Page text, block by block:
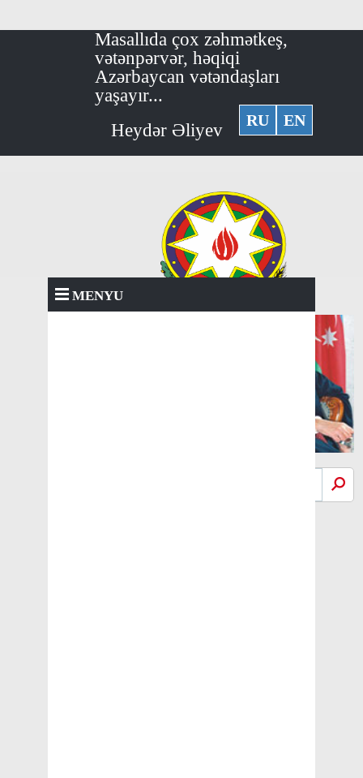
Masallıda çox zəhmətkeş,
vətənpərvər, həqiqi
Azərbaycan vətəndaşları
yaşayır...
Heydər Əliyev
RU EN
MENYU